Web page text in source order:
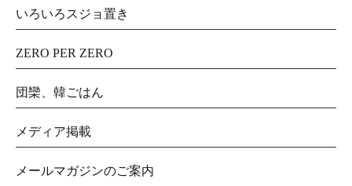
いろいろスジョ置き
ZERO PER ZERO
団欒、韓ごはん
メディア掲載
メールマガジンのご案内